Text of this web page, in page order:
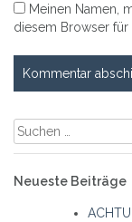
Meinen Namen,
diesem Browser
Suche
nach:
Neueste Beiträge